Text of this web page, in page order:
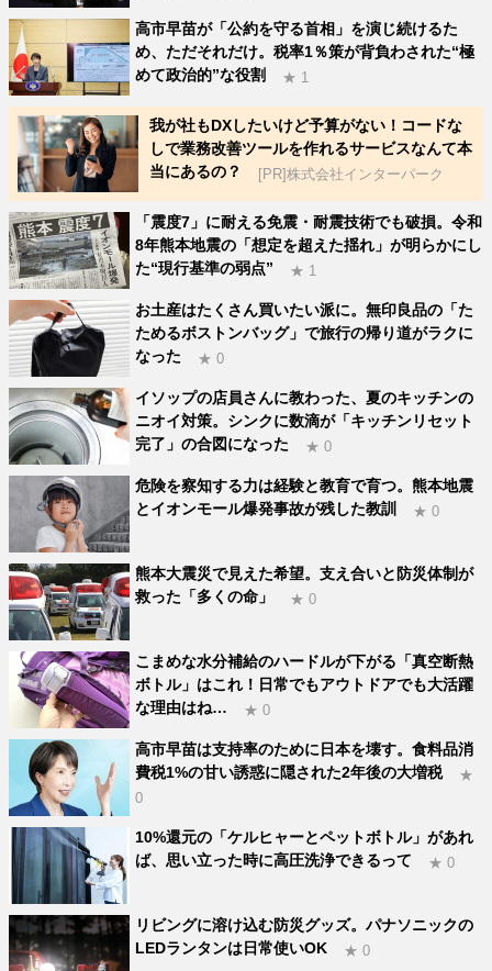
高市早苗が「公約を守る首相」を演じ続けるた
め、ただそれだけ。税率1％策が背負わされた“極
めて政治的”な役割
★ 1
我が社もDXしたいけど予算がない！コードな
しで業務改善ツールを作れるサービスなんて本
当にあるの？
[PR]株式会社インターパーク
「震度7」に耐える免震・耐震技術でも破損。令和
8年熊本地震の「想定を超えた揺れ」が明らかにし
た“現行基準の弱点”
★ 1
お土産はたくさん買いたい派に。無印良品の「た
ためるボストンバッグ」で旅行の帰り道がラクに
なった
★ 0
イソップの店員さんに教わった、夏のキッチンの
ニオイ対策。シンクに数滴が「キッチンリセット
完了」の合図になった
★ 0
危険を察知する力は経験と教育で育つ。熊本地震
とイオンモール爆発事故が残した教訓
★ 0
熊本大震災で見えた希望。支え合いと防災体制が
救った「多くの命」
★ 0
こまめな水分補給のハードルが下がる「真空断熱
ボトル」はこれ！日常でもアウトドアでも大活躍
な理由はね…
★ 0
高市早苗は支持率のために日本を壊す。食料品消
費税1%の甘い誘惑に隠された2年後の大増税
★
0
10%還元の「ケルヒャーとペットボトル」があれ
ば、思い立った時に高圧洗浄できるって
★ 0
リビングに溶け込む防災グッズ。パナソニックの
LEDランタンは日常使いOK
★ 0